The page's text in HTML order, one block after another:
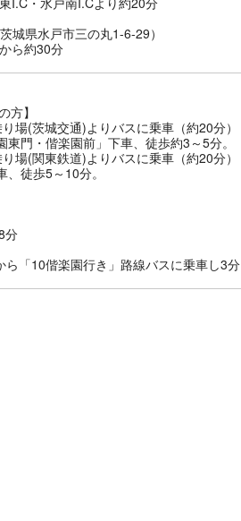
県水戸市三の丸1-6-29）
方】
場(茨城交通)よりバスに乗車（約20分）
門・偕楽園前」下車、徒歩約3～5分。
場(関東鉄道)よりバスに乗車（約20分）
徒歩5～10分。
分
ら「10偕楽園行き」路線バスに乗車し3分